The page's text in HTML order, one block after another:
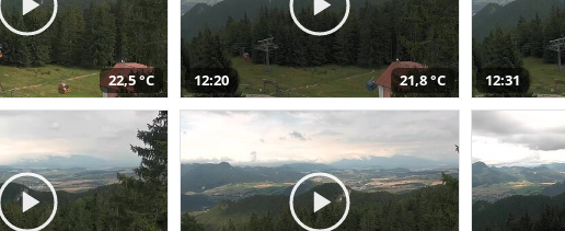
22,5 °C 12:20 21,8 °C 12:31